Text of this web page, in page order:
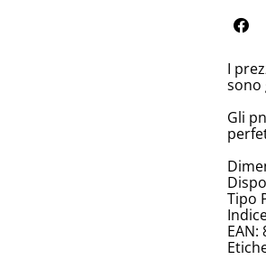
I
sono
Gli
Tipo
EAN: